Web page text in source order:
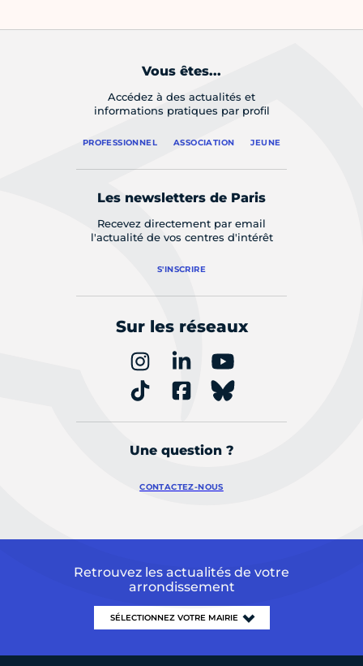
Vous êtes...
Accédez à des actualités et
informations pratiques par profil
PROFESSIONNEL ASSOCIATION JEUNE
Les newsletters de Paris
Recevez directement par email
l'actualité de vos centres d'intérêt
S'INSCRIRE
Sur les réseaux
Une question ?
CONTACTEZ-NOUS
Retrouvez les actualités de votre
arrondissement